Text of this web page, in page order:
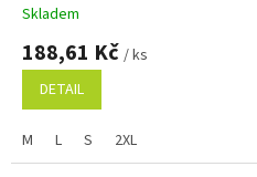
Skladem
188,61 Kč / ks
DETAIL
M L S 2XL